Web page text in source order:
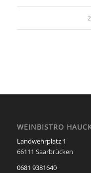
WEINBISTRO
Landwehrplatz 1
66111 Saarbrücken
0681 9381640